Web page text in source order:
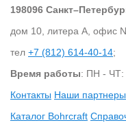
198096
дом 10, литера А, офис
тел +7 (812) 614-40-14;
Время работы: ПН - ЧТ:
Контакты Наши партнеры
Каталог Bohrcraft